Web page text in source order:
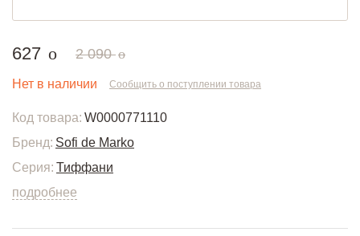
627 руб.
o 2 090руб.
o
Нет в наличии Сообщить о поступлении товара
Код товара: W0000771110
Бренд: Sofi de Marko
Серия: Тиффани
подробнее